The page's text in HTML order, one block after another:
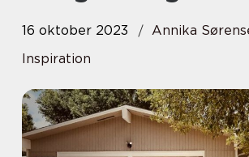
16 oktober 2023
Annika
Inspiration